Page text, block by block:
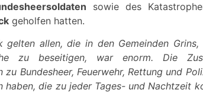
sowie des
geholfen hatten.
allen, die in den Gemeinden
zu beseitigen, war enorm. Die
zu Bundesheer, Feuerwehr, Rettung und
die zu jeder Tages- und Nachtzeit